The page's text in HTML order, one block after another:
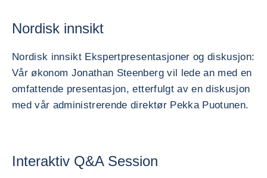
Nordisk innsikt
Nordisk innsikt Ekspertpresentasjoner og diskusjon:
Vår økonom Jonathan Steenberg vil lede an med en
omfattende presentasjon, etterfulgt av en diskusjon
med vår administrerende direktør Pekka Puotunen.
Interaktiv Q&A Session